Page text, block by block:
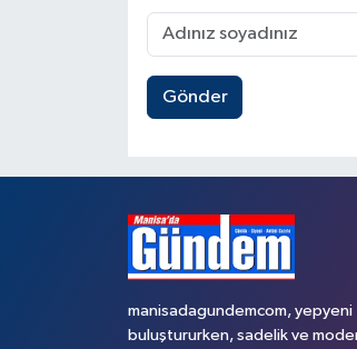
Gönder
manisadagundemcom, yepyeni
buluştururken, sadelik ve